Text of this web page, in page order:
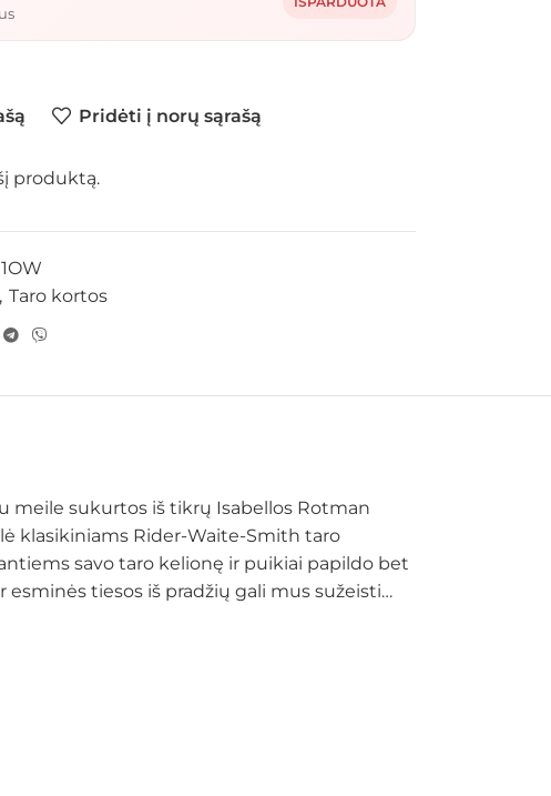
Pridėti į norų sąrašą
produktą.
, Taro kortos
meile sukurtos iš tikrų Isabellos Rotman
klasikiniams Rider-Waite-Smith taro
savo taro kelionę ir puikiai papildo bet
tiesos iš pradžių gali mus sužeisti…